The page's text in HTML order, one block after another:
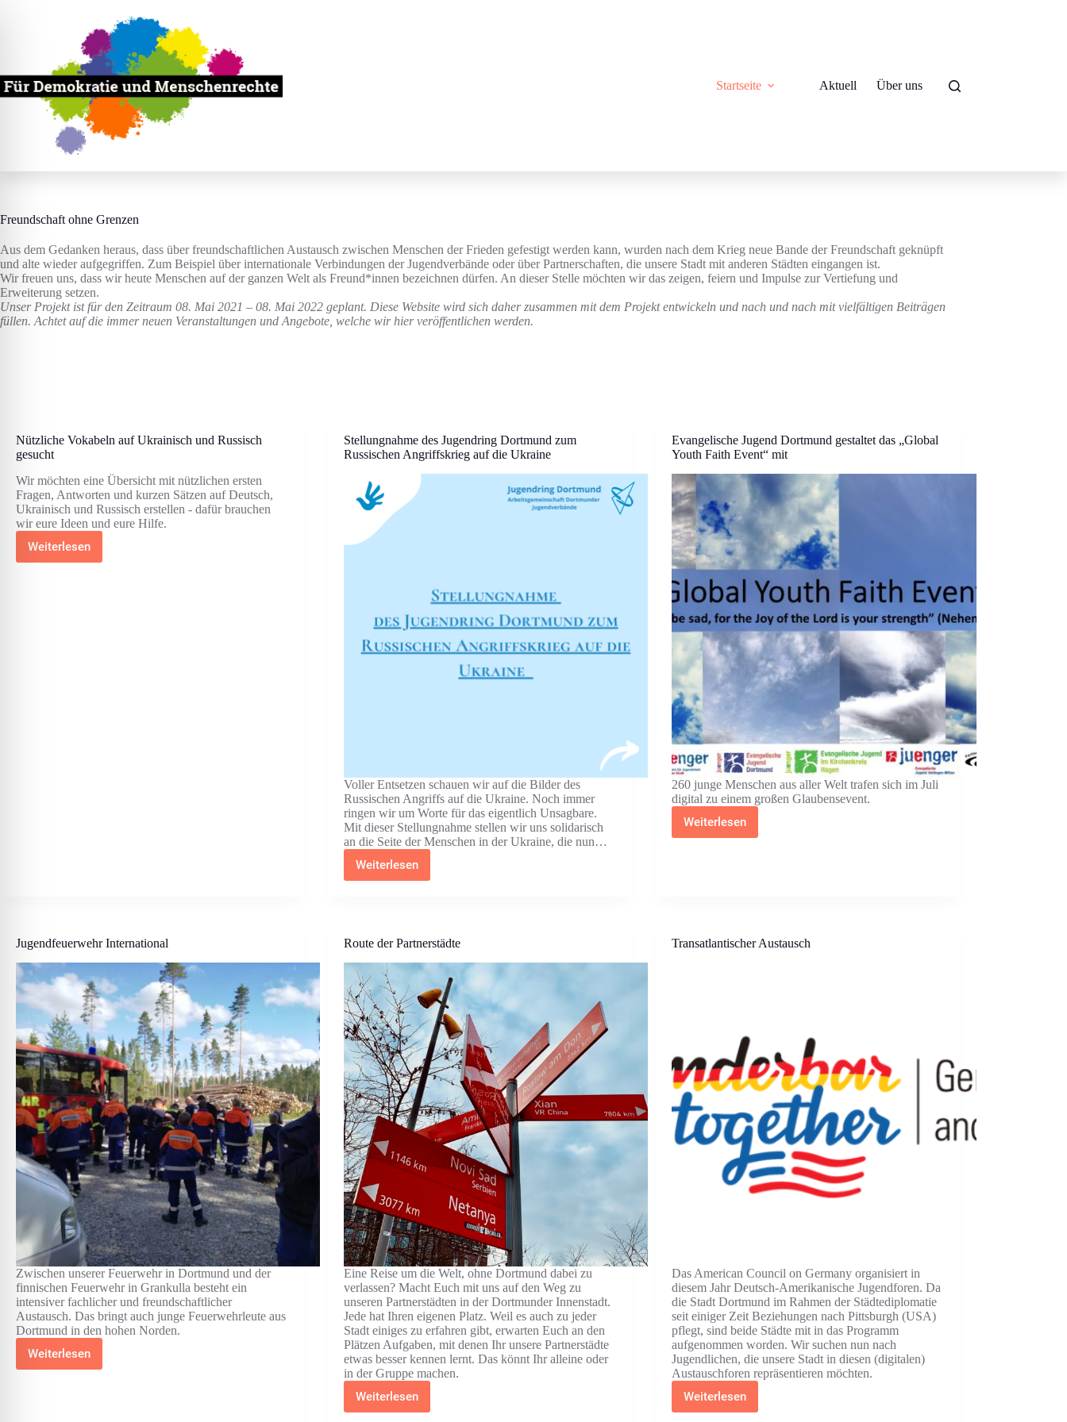
Startseite Aktuell Über uns
Freundschaft ohne Grenzen
Aus dem Gedanken heraus, dass über freundschaftlichen Austausch zwischen Menschen der Frieden gefestigt werden kann, wurden nach dem Krieg neue Bande der Freundschaft geknüpft
und alte wieder aufgegriffen. Zum Beispiel über internationale Verbindungen der Jugendverbände oder über Partnerschaften, die unsere Stadt mit anderen Städten eingangen ist.
Wir freuen uns, dass wir heute Menschen auf der ganzen Welt als Freund*innen bezeichnen dürfen. An dieser Stelle möchten wir das zeigen, feiern und Impulse zur Vertiefung und
Erweiterung setzen.
Unser Projekt ist für den Zeitraum 08. Mai 2021 – 08. Mai 2022 geplant. Diese Website wird sich daher zusammen mit dem Projekt entwickeln und nach und nach mit vielfältigen Beiträgen
füllen. Achtet auf die immer neuen Veranstaltungen und Angebote, welche wir hier veröffentlichen werden.
Nützliche Vokabeln auf Ukrainisch und Russisch
gesucht
Wir möchten eine Übersicht mit nützlichen ersten
Fragen, Antworten und kurzen Sätzen auf Deutsch,
Ukrainisch und Russisch erstellen - dafür brauchen
wir eure Ideen und eure Hilfe.
Weiterlesen
Nützliche
Vokabeln
Stellungnahme des Jugendring Dortmund zum
Russischen Angriffskrieg auf die Ukraine
Voller Entsetzen schauen wir auf die Bilder des
Russischen Angriffs auf die Ukraine. Noch immer
ringen wir um Worte für das eigentlich Unsagbare.
Mit dieser Stellungnahme stellen wir uns solidarisch
an die Seite der Menschen in der Ukraine, die nun…
WeiterlesenStellungnahme
des
Russischen
auf
die
Ukraine
Evangelische Jugend Dortmund gestaltet das „Global
Youth Faith Event“ mit
260 junge Menschen aus aller Welt trafen sich im Juli
digital zu einem großen Glaubensevent.
WeiterlesenEvangelische
Jugend
Event“
Jugendfeuerwehr International
Zwischen unserer Feuerwehr in Dortmund und der
finnischen Feuerwehr in Grankulla besteht ein
intensiver fachlicher und freundschaftlicher
Austausch. Das bringt auch junge Feuerwehrleute aus
Dortmund in den hohen Norden.
WeiterlesenJugendfeuerwehr
International
Route der Partnerstädte
Eine Reise um die Welt, ohne Dortmund dabei zu
verlassen? Macht Euch mit uns auf den Weg zu
unseren Partnerstädten in der Dortmunder Innenstadt.
Jede hat Ihren eigenen Platz. Weil es auch zu jeder
Stadt einiges zu erfahren gibt, erwarten Euch an den
Plätzen Aufgaben, mit denen Ihr unsere Partnerstädte
etwas besser kennen lernt. Das könnt Ihr alleine oder
in der Gruppe machen.
Weiterlesen
Route
der
Transatlantischer Austausch
Das American Council on Germany organisiert in
diesem Jahr Deutsch-Amerikanische Jugendforen. Da
die Stadt Dortmund im Rahmen der Städtediplomatie
seit einiger Zeit Beziehungen nach Pittsburgh (USA)
pflegt, sind beide Städte mit in das Programm
aufgenommen worden. Wir suchen nun nach
Jugendlichen, die unsere Stadt in diesen (digitalen)
Austauschforen repräsentieren möchten.
WeiterlesenTransatlantischer
Austausch